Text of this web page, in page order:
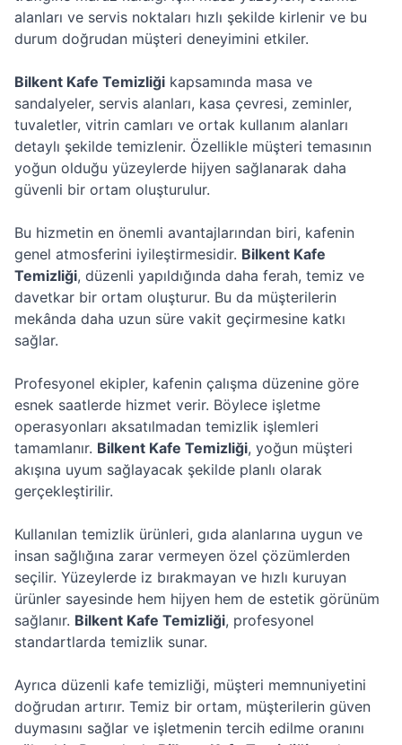
alanları ve servis noktaları hızlı şekilde kirlenir ve bu
durum doğrudan müşteri deneyimini etkiler.
Bilkent Kafe Temizliği kapsamında masa ve
sandalyeler, servis alanları, kasa çevresi, zeminler,
tuvaletler, vitrin camları ve ortak kullanım alanları
detaylı şekilde temizlenir. Özellikle müşteri temasının
yoğun olduğu yüzeylerde hijyen sağlanarak daha
güvenli bir ortam oluşturulur.
Bu hizmetin en önemli avantajlarından biri, kafenin
genel atmosferini iyileştirmesidir. Bilkent Kafe
Temizliği, düzenli yapıldığında daha ferah, temiz ve
davetkar bir ortam oluşturur. Bu da müşterilerin
mekânda daha uzun süre vakit geçirmesine katkı
sağlar.
Profesyonel ekipler, kafenin çalışma düzenine göre
esnek saatlerde hizmet verir. Böylece işletme
operasyonları aksatılmadan temizlik işlemleri
tamamlanır. Bilkent Kafe Temizliği, yoğun müşteri
akışına uyum sağlayacak şekilde planlı olarak
gerçekleştirilir.
Kullanılan temizlik ürünleri, gıda alanlarına uygun ve
insan sağlığına zarar vermeyen özel çözümlerden
seçilir. Yüzeylerde iz bırakmayan ve hızlı kuruyan
ürünler sayesinde hem hijyen hem de estetik görünüm
sağlanır. Bilkent Kafe Temizliği, profesyonel
standartlarda temizlik sunar.
Ayrıca düzenli kafe temizliği, müşteri memnuniyetini
doğrudan artırır. Temiz bir ortam, müşterilerin güven
duymasını sağlar ve işletmenin tercih edilme oranını